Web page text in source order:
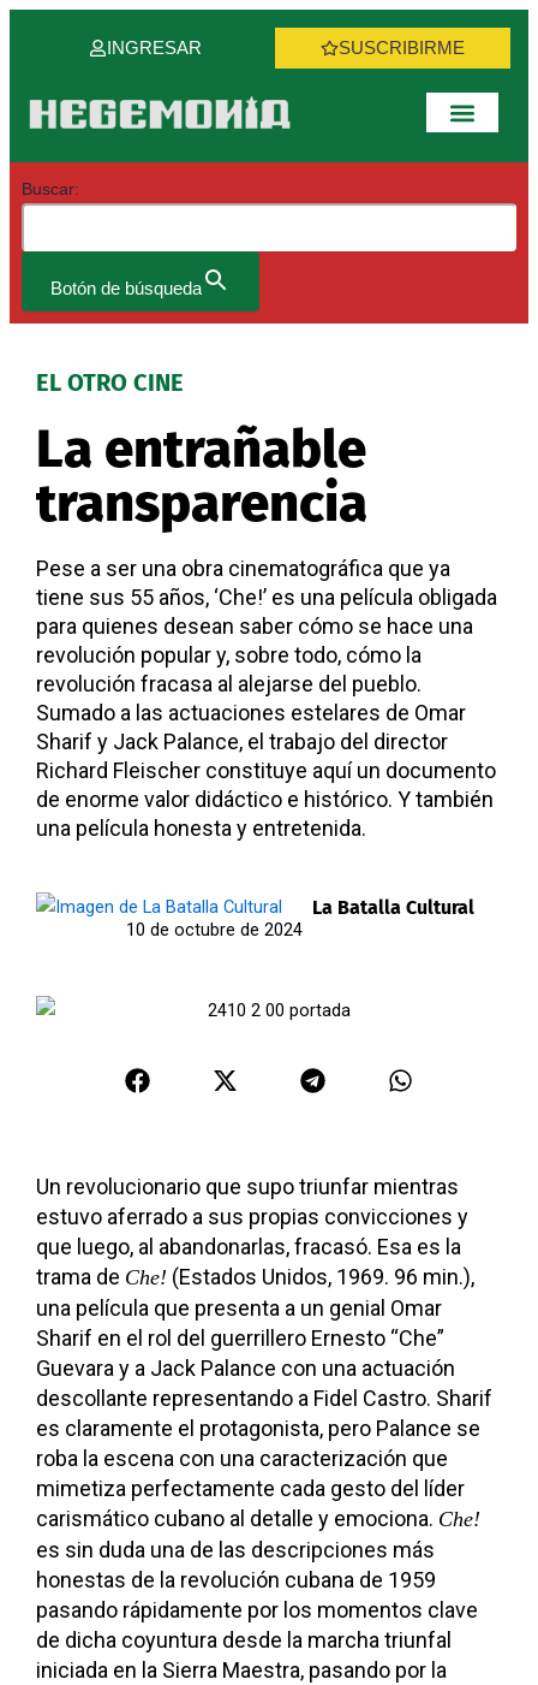
Ir
INGRESAR SUSCRIBIRME
Buscar:
Botón de búsqueda
EL OTRO CINE
La entrañable
transparencia
Pese a ser una obra cinematográfica que ya
tiene sus 55 años, ‘Che!’ es una película obligada
para quienes desean saber cómo se hace una
revolución popular y, sobre todo, cómo la
revolución fracasa al alejarse del pueblo.
Sumado a las actuaciones estelares de Omar
Sharif y Jack Palance, el trabajo del director
Richard Fleischer constituye aquí un documento
de enorme valor didáctico e histórico. Y también
una película honesta y entretenida.
La Batalla Cultural
10 de octubre de 2024
Un revolucionario que supo triunfar mientras
estuvo aferrado a sus propias convicciones y
que luego, al abandonarlas, fracasó. Esa es la
trama de Che! (Estados Unidos, 1969. 96 min.),
una película que presenta a un genial Omar
Sharif en el rol del guerrillero Ernesto “Che”
Guevara y a Jack Palance con una actuación
descollante representando a Fidel Castro. Sharif
es claramente el protagonista, pero Palance se
roba la escena con una caracterización que
mimetiza perfectamente cada gesto del líder
carismático cubano al detalle y emociona. Che!
es sin duda una de las descripciones más
honestas de la revolución cubana de 1959
pasando rápidamente por los momentos clave
de dicha coyuntura desde la marcha triunfal
iniciada en la Sierra Maestra, pasando por la